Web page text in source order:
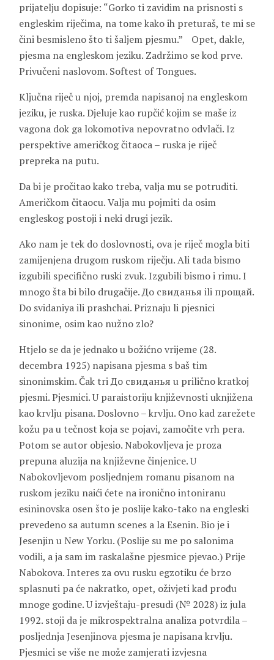
prijatelju dopisuje: “Gorko ti zavidim na prisnosti s
engleskim riječima, na tome kako ih preturaš, te mi se
čini besmisleno što ti šaljem pjesmu.” Opet, dakle,
pjesma na engleskom jeziku. Zadržimo se kod prve.
Privučeni naslovom. Softest of Tongues.
Ključna riječ u njoj, premda napisanoj na engleskom
jeziku, je ruska. Djeluje kao rupčić kojim se maše iz
vagona dok ga lokomotiva nepovratno odvlači. Iz
perspektive američkog čitaoca – ruska je riječ
prepreka na putu.
Da bi je pročitao kako treba, valja mu se potruditi.
Američkom čitaocu. Valja mu pojmiti da osim
engleskog postoji i neki drugi jezik.
Ako nam je tek do doslovnosti, ova je riječ mogla biti
zamijenjena drugom ruskom riječju. Ali tada bismo
izgubili specifično ruski zvuk. Izgubili bismo i rimu. I
mnogo šta bi bilo drugačije. До свиданья ili прощай.
Do svidaniya ili prashchai. Priznaju li pjesnici
sinonime, osim kao nužno zlo?
Htjelo se da je jednako u božićno vrijeme (28.
decembra 1925) napisana pjesma s baš tim
sinonimskim. Čak tri До свиданья u prilično kratkoj
pjesmi. Pjesmici. U paraistoriju književnosti uknjižena
kao krvlju pisana. Doslovno – krvlju. Ono kad zarežete
kožu pa u tečnost koja se pojavi, zamočite vrh pera.
Potom se autor objesio. Nabokovljeva je proza
prepuna aluzija na književne činjenice. U
Nabokovljevom posljednjem romanu pisanom na
ruskom jeziku naići ćete na ironično intoniranu
esininovska osen što je poslije kako-tako na engleski
prevedeno sa autumn scenes a la Esenin. Bio je i
Jesenjin u New Yorku. (Poslije su me po salonima
vodili, a ja sam im raskalašne pjesmice pjevao.) Prije
Nabokova. Interes za ovu rusku egzotiku će brzo
splasnuti pa će nakratko, opet, oživjeti kad prođu
mnoge godine. U izvještaju-presudi (№ 2028) iz jula
1992. stoji da je mikrospektralna analiza potvrdila –
posljednja Jesenjinova pjesma je napisana krvlju.
Pjesmici se više ne može zamjerati izvjesna